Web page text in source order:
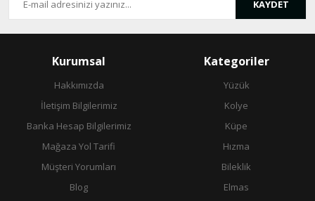
KAYDET
Kurumsal
Hakkımızda
İletişim Bilgilerimiz
Banka Hesap Bilgilerimiz
Mağaza Yol Tarifi
Müşteri Yorumları
Blog
Kategoriler
Yüzük
Kolye
Küpe
Hızma
Bileklik
Elmas